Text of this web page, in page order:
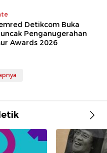
Detikcom Buka
Penganugerahan
Awards 2026